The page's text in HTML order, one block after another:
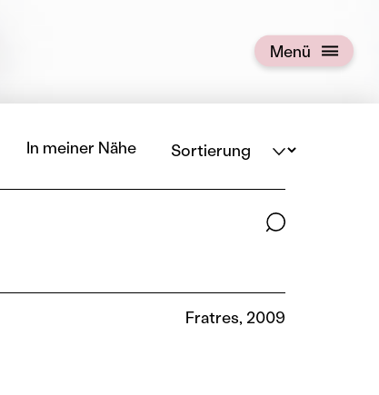
Menü
Menü öffnen
In meiner Nähe Sortierung
Suchbegriffe
Fratres, 2009